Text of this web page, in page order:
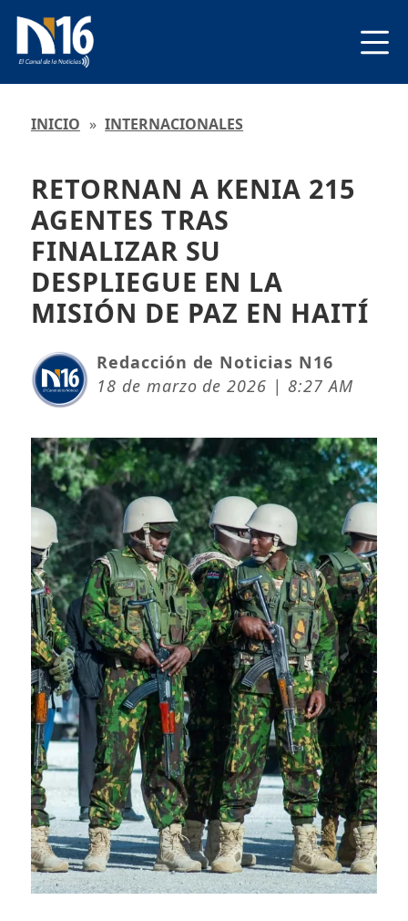
INICIO » INTERNACIONALES
RETORNAN A KENIA 215
AGENTES TRAS
FINALIZAR SU
DESPLIEGUE EN LA
MISIÓN DE PAZ EN HAITÍ
Redacción de Noticias N16
18 de marzo de 2026 | 8:27 AM